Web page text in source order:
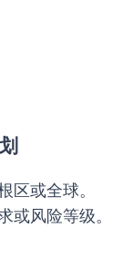
区或全球。
或风险等级。